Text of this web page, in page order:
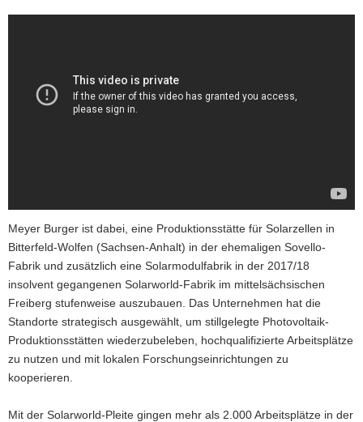
Meyer Burger ist dabei, eine Produktionsstätte für Solarzellen in
Bitterfeld-Wolfen (Sachsen-Anhalt) in der ehemaligen Sovello-
Fabrik und zusätzlich eine Solarmodulfabrik in der 2017/18
insolvent gegangenen Solarworld-Fabrik im mittelsächsischen
Freiberg stufenweise auszubauen. Das Unternehmen hat die
Standorte strategisch ausgewählt, um stillgelegte Photovoltaik-
Produktionsstätten wiederzubeleben, hochqualifizierte Arbeitsplätze
zu nutzen und mit lokalen Forschungseinrichtungen zu
kooperieren.
Mit der Solarworld-Pleite gingen mehr als 2.000 Arbeitsplätze in der